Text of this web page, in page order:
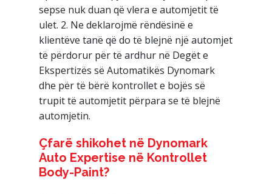
sepse nuk duan që vlera e automjetit të
ulet. 2. Ne deklarojmë rëndësinë e
klientëve tanë që do të blejnë një automjet
të përdorur për të ardhur në Degët e
Ekspertizës së Automatikës Dynomark
dhe për të bërë kontrollet e bojës së
trupit të automjetit përpara se të blejnë
automjetin.
Çfarë shikohet në Dynomark
Auto Expertise në Kontrollet
Body-Paint?